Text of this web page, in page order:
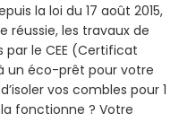
la loi du 17 août 2015,
réussie, les travaux de
le CEE (Certificat
un éco-prêt pour votre
vos combles pour 1
fonctionne ? Votre